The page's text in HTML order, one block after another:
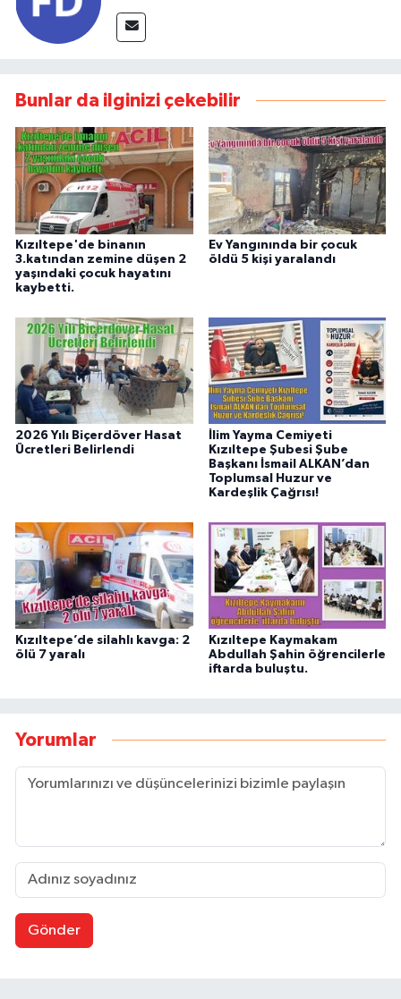
Bunlar da ilginizi çekebilir
Kızıltepe'de binanın
3.katından zemine düşen 2
yaşındaki çocuk hayatını
kaybetti.
Ev Yangınında bir çocuk
öldü 5 kişi yaralandı
2026 Yılı Biçerdöver Hasat
Ücretleri Belirlendi
İlim Yayma Cemiyeti
Kızıltepe Şubesi Şube
Başkanı İsmail ALKAN’dan
Toplumsal Huzur ve
Kardeşlik Çağrısı!
Kızıltepe’de silahlı kavga: 2
ölü 7 yaralı
Kızıltepe Kaymakam
Abdullah Şahin öğrencilerle
iftarda buluştu.
Yorumlar
Gönder